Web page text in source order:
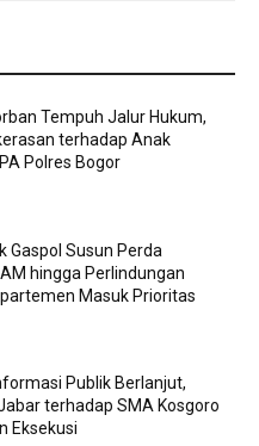
Tempuh Jalur Hukum,
terhadap Anak
Polres Bogor
Gaspol Susun Perda
hingga Perlindungan
Masuk Prioritas
Publik Berlanjut,
terhadap SMA Kosgoro
Eksekusi